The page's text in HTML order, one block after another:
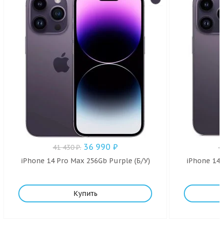
41 430₽. 36 990 ₽
iPhone 14 Pro Max 256Gb Purple (Б/У)
Купить
iPhone